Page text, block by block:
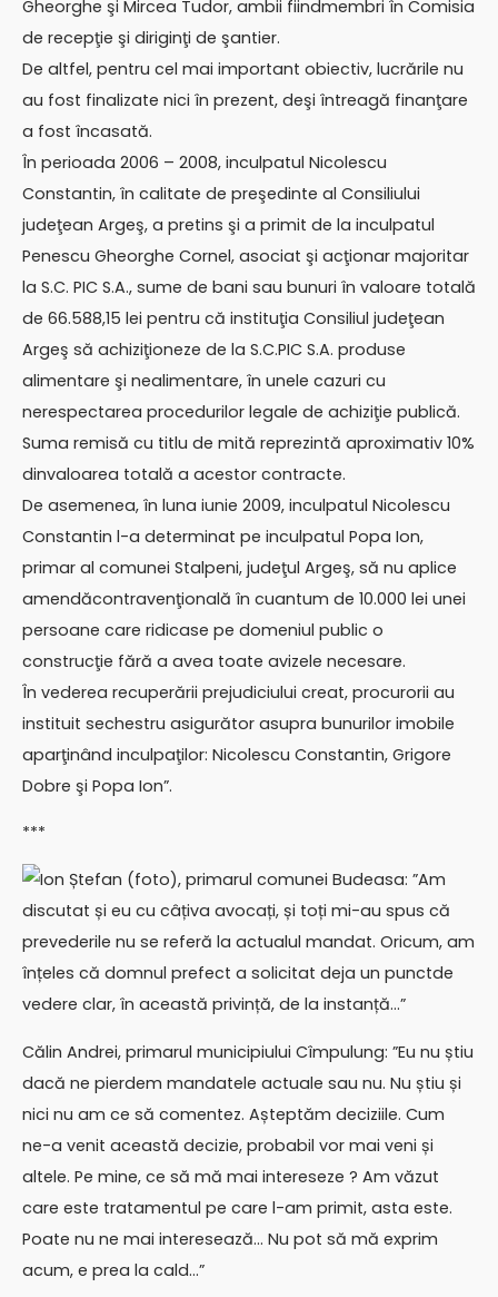
Gheorghe şi Mircea Tudor, ambii fiindmembri în Comisia
de recepţie şi diriginţi de şantier.
De altfel, pentru cel mai important obiectiv, lucrările nu
au fost finalizate nici în prezent, deşi întreagă finanţare
a fost încasată.
În perioada 2006 – 2008, inculpatul Nicolescu
Constantin, în calitate de preşedinte al Consiliului
judeţean Argeş, a pretins şi a primit de la inculpatul
Penescu Gheorghe Cornel, asociat şi acţionar majoritar
la S.C. PIC S.A., sume de bani sau bunuri în valoare totală
de 66.588,15 lei pentru că instituţia Consiliul judeţean
Argeş să achiziţioneze de la S.C.PIC S.A. produse
alimentare şi nealimentare, în unele cazuri cu
nerespectarea procedurilor legale de achiziţie publică.
Suma remisă cu titlu de mită reprezintă aproximativ 10%
dinvaloarea totală a acestor contracte.
De asemenea, în luna iunie 2009, inculpatul Nicolescu
Constantin l-a determinat pe inculpatul Popa Ion,
primar al comunei Stalpeni, judeţul Argeş, să nu aplice
amendăcontravenţională în cuantum de 10.000 lei unei
persoane care ridicase pe domeniul public o
construcţie fără a avea toate avizele necesare.
În vederea recuperării prejudiciului creat, procurorii au
instituit sechestru asigurător asupra bunurilor imobile
aparţinând inculpaţilor: Nicolescu Constantin, Grigore
Dobre şi Popa Ion”.
***
Ion Ștefan (foto), primarul comunei Budeasa: ”Am
discutat și eu cu câțiva avocați, și toți mi-au spus că
prevederile nu se referă la actualul mandat. Oricum, am
înțeles că domnul prefect a solicitat deja un punctde
vedere clar, în această privință, de la instanță…”
Călin Andrei, primarul municipiului Cîmpulung: ”Eu nu știu
dacă ne pierdem mandatele actuale sau nu. Nu știu și
nici nu am ce să comentez. Așteptăm deciziile. Cum
ne-a venit această decizie, probabil vor mai veni și
altele. Pe mine, ce să mă mai intereseze ? Am văzut
care este tratamentul pe care l-am primit, asta este.
Poate nu ne mai interesează… Nu pot să mă exprim
acum, e prea la cald…”